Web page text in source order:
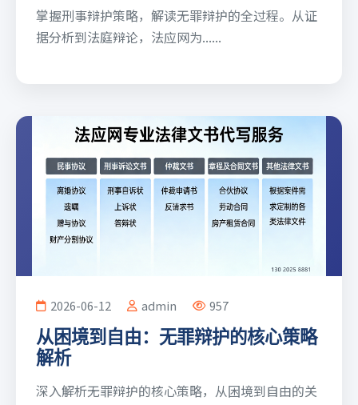
掌握刑事辩护策略，解读无罪辩护的全过程。从证
据分析到法庭辩论，法应网为......
2026-06-12 admin 957
从困境到自由：无罪辩护的核心策略
解析
深入解析无罪辩护的核心策略，从困境到自由的关